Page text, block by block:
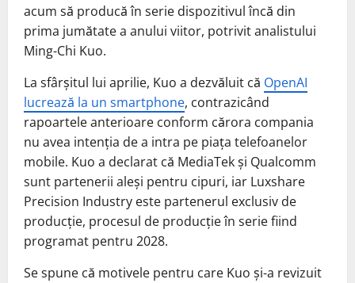
acum să producă în serie dispozitivul încă din
prima jumătate a anului viitor, potrivit analistului
Ming-Chi Kuo.
La sfârșitul lui aprilie, Kuo a dezvăluit că OpenAI
lucrează la un smartphone, contrazicând
rapoartele anterioare conform cărora compania
nu avea intenția de a intra pe piața telefoanelor
mobile. Kuo a declarat că MediaTek și Qualcomm
sunt partenerii aleși pentru cipuri, iar Luxshare
Precision Industry este partenerul exclusiv de
producție, procesul de producție în serie fiind
programat pentru 2028.
Se spune că motivele pentru care Kuo și-a revizuit